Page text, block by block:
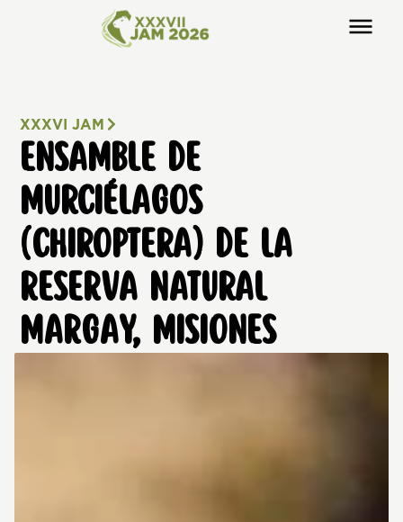
XXXVI JAM
ENSAMBLE DE
MURCIÉLAGOS
(CHIROPTERA) DE LA
RESERVA NATURAL
MARGAY, MISIONES